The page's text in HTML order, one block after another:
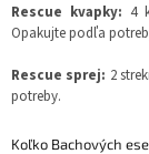
Rescue kvapky: 4
Opakujte podľa
Rescue sprej: 2
potreby.
Koľko Bachových